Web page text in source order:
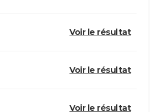
Voir le résultat
Voir le résultat
Voir le résultat